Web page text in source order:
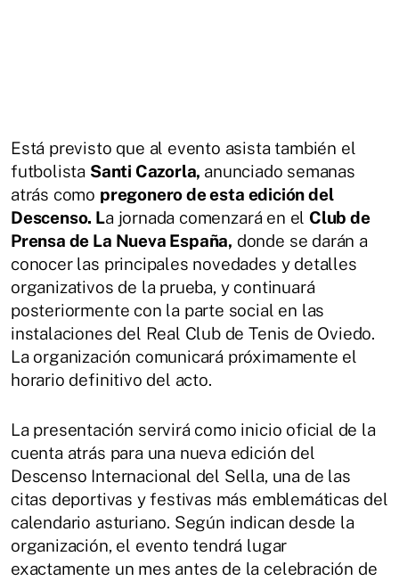
Está previsto que al evento asista también el
futbolista Santi Cazorla, anunciado semanas
atrás como pregonero de esta edición del
Descenso. La jornada comenzará en el Club de
Prensa de La Nueva España, donde se darán a
conocer las principales novedades y detalles
organizativos de la prueba, y continuará
posteriormente con la parte social en las
instalaciones del Real Club de Tenis de Oviedo.
La organización comunicará próximamente el
horario definitivo del acto.
La presentación servirá como inicio oficial de la
cuenta atrás para una nueva edición del
Descenso Internacional del Sella, una de las
citas deportivas y festivas más emblemáticas del
calendario asturiano. Según indican desde la
organización, el evento tendrá lugar
exactamente un mes antes de la celebración de